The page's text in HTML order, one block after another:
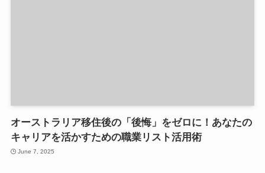
オーストラリア移住後の「後悔」をゼロに！あなたの
キャリアを活かすための職業リスト活用術
June 7, 2025